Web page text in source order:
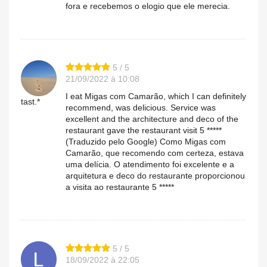
fora e recebemos o elogio que ele merecia.
tast.*
5 / 5
21/09/2022 à 10:08
I eat Migas com Camarão, which I can definitely
recommend, was delicious. Service was
excellent and the architecture and deco of the
restaurant gave the restaurant visit 5 *****
(Traduzido pelo Google) Como Migas com
Camarão, que recomendo com certeza, estava
uma delícia. O atendimento foi excelente e a
arquitetura e deco do restaurante proporcionou
a visita ao restaurante 5 *****
5 / 5
18/09/2022 à 22:05